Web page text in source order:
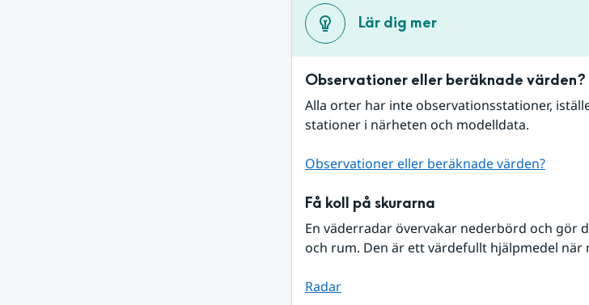
Lär dig mer
Observationer eller beräknade värden?
Alla orter har inte observationsstationer,
stationer i närheten och modelldata.
Observationer eller beräknade värden?
Få koll på skurarna
En väderradar övervakar nederbörd och gör
och rum. Den är ett värdefullt hjälpmedel när
Radar